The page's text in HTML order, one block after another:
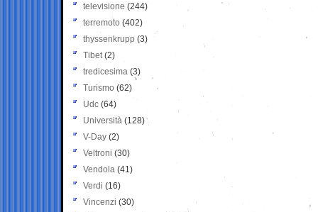
televisione(244)
terremoto (402)
thyssenkrupp (3)
Tibet(2)
tredicesima (3)
Turismo (62)
Udc (64)
Università (128)
V-Day (2)
Veltroni (30)
Vendola (41)
Verdi (16)
Vincenzi (30)